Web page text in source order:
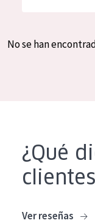
Limpieza
Expert
TIPO DE PIEL
Piel sensible
No se han
¿Qué
Ver reseñas